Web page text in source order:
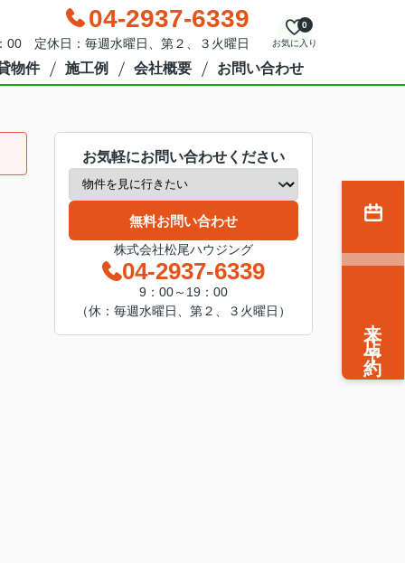
04-2937-6339
00 定休日：毎週水曜日、第２、３火曜日 お気に入り
0
物件 施工例 会社概要 お問い合わせ
お気軽にお問い合わせください
無料お問い合わせ
株式会社松尾ハウジング
04-2937-6339
9：00～19：00
（休：毎週水曜日、第２、３火曜日）
来店予約